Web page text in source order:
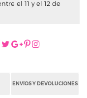
el 11 y el 12 de
ENVÍOS Y DEVOLUCIONES